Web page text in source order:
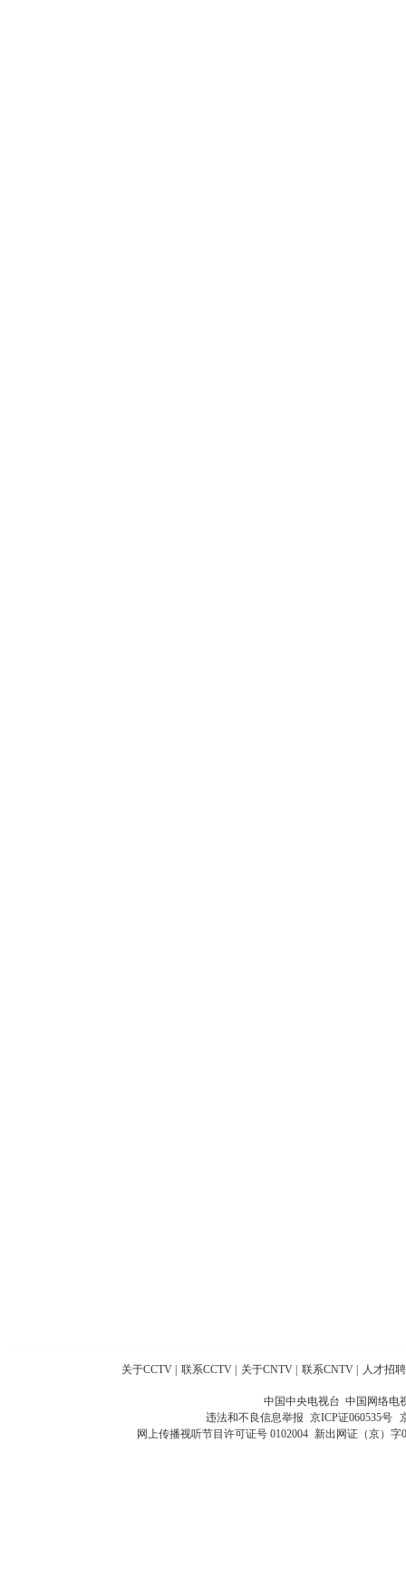
关于CCTV 联系CCTV 关于CNTV 联系CNTV 人才招聘
中国中央电视台 中国网络电
违法和不良信息举报 京ICP证060535号
网上传播视听节目许可证号 0102004 新出网证（京）